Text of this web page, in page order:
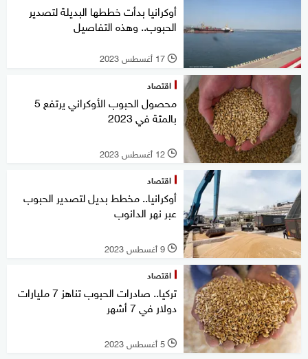
أوكرانيا بدأت خططها البديلة لتصدير
الحبوب.. وهذه التفاصيل
l 17 أغسطس 2023
اقتصاد
محصول الحبوب الأوكراني يرتفع 5
بالمئة في 2023
l 12 أغسطس 2023
اقتصاد
أوكرانيا.. مخطط بديل لتصدير الحبوب
عبر نهر الدانوب
l 9 أغسطس 2023
اقتصاد
تركيا.. صادرات الحبوب تناهز 7 مليارات
دولار في 7 أشهر
l 5 أغسطس 2023